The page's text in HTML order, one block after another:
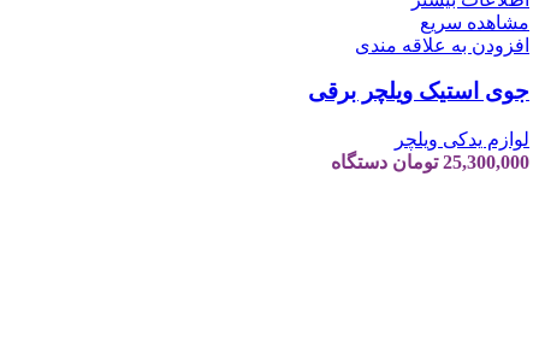
مشاهده سریع
افزودن به علاقه مندی
جوی استیک ویلچر برقی
لوازم یدکی ویلچر
25,300,000 تومان دستگاه